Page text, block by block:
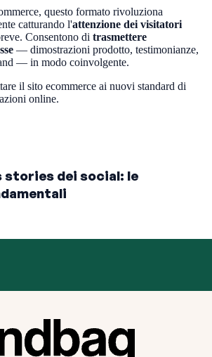
questo formato rivoluziona
catturando l'attenzione dei visitatori
Consentono di trasmettere
— dimostrazioni prodotto, testimonianze,
— in modo coinvolgente.
il sito ecommerce ai nuovi standard di
online.
stories dei social: le